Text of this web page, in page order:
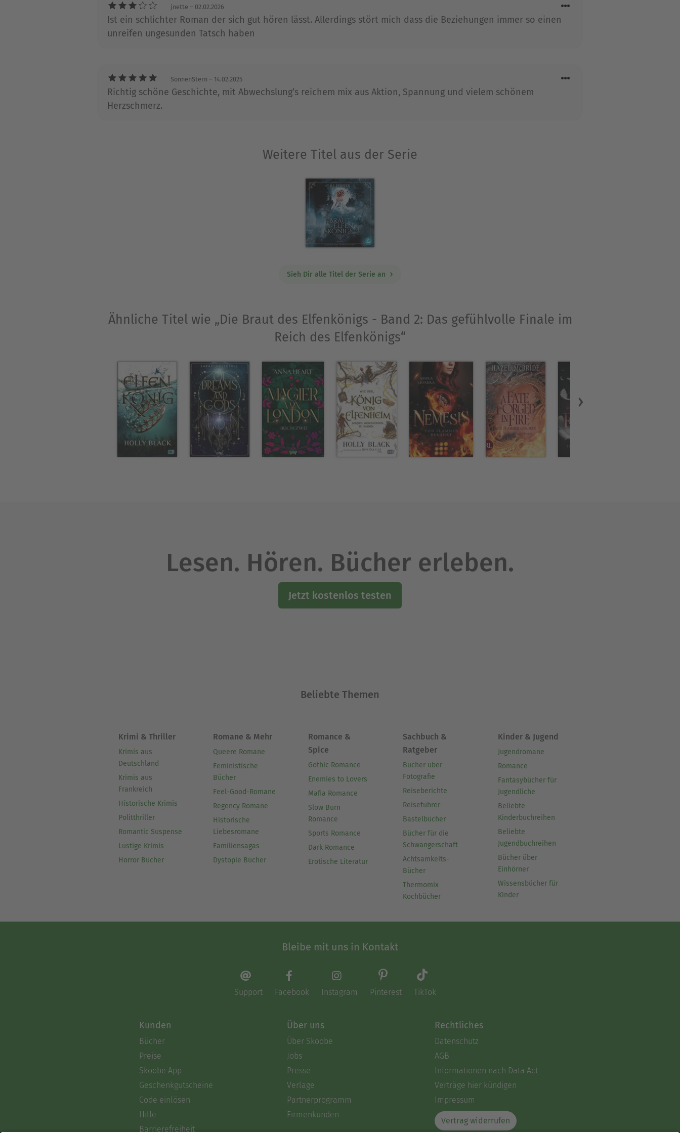
jnette – 02.02.2026
Ist ein schlichter Roman der sich gut hören lässt. Allerdings stört mich dass die Beziehungen immer so einen
unreifen ungesunden Tatsch haben
SonnenStern – 14.02.2025
Richtig schöne Geschichte, mit Abwechslung’s reichem mix aus Aktion, Spannung und vielem schönem
Herzschmerz.
Weitere Titel aus der Serie
Sieh Dir alle Titel der Serie an
Ähnliche Titel wie „Die Braut des Elfenkönigs - Band 2: Das gefühlvolle Finale im
Reich des Elfenkönigs“
Lesen. Hören. Bücher erleben.
Jetzt kostenlos testen
Beliebte Themen
Krimi & Thriller
Krimis aus
Deutschland
Krimis aus
Frankreich
Historische Krimis
Politthriller
Romantic Suspense
Lustige Krimis
Horror Bücher
Romane & Mehr
Queere Romane
Feministische
Bücher
Feel-Good-Romane
Regency Romane
Historische
Liebesromane
Familiensagas
Dystopie Bücher
Romance &
Spice
Gothic Romance
Enemies to Lovers
Mafia Romance
Slow Burn
Romance
Sports Romance
Dark Romance
Erotische Literatur
Sachbuch &
Ratgeber
Bücher über
Fotografie
Reiseberichte
Reiseführer
Bastelbücher
Bücher für die
Schwangerschaft
Achtsamkeits-
Bücher
Thermomix
Kochbücher
Kinder & Jugend
Jugendromane
Romance
Fantasybücher für
Jugendliche
Beliebte
Kinderbuchreihen
Beliebte
Jugendbuchreihen
Bücher über
Einhörner
Wissensbücher für
Kinder
Bleibe mit uns in Kontakt
Support Facebook Instagram Pinterest TikTok
Kunden
Bücher
Preise
Skoobe App
Geschenkgutscheine
Code einlösen
Hilfe
Barrierefreiheit
Über uns
Über Skoobe
Jobs
Presse
Verlage
Partnerprogramm
Firmenkunden
Rechtliches
Datenschutz
AGB
Informationen nach Data Act
Verträge hier kündigen
Impressum
Vertrag widerrufen